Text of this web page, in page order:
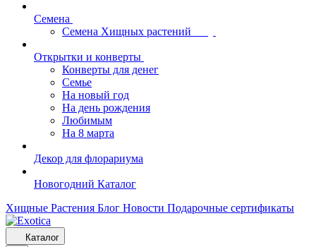
Семена
Семена Хищных растений
Открытки и конверты
Конверты для денег
Семье
На новый год
На день рождения
Любимым
На 8 марта
Декор для флорариума
Новогодний Каталог
Хищные Растения Блог Новости Подарочные сертификаты
Каталог